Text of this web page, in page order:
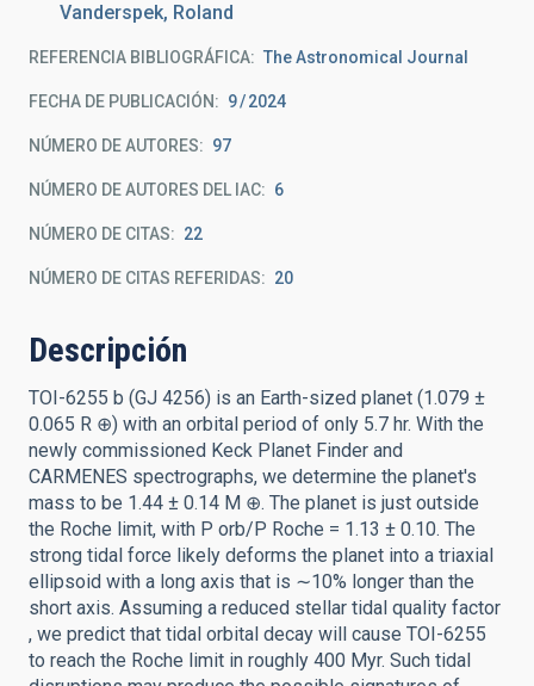
Vanderspek, Roland
REFERENCIA BIBLIOGRÁFICA The Astronomical Journal
FECHA DE PUBLICACIÓN: 9 2024
NÚMERO DE AUTORES 97
NÚMERO DE AUTORES DEL IAC 6
NÚMERO DE CITAS 22
NÚMERO DE CITAS REFERIDAS 20
Descripción
TOI-6255 b (GJ 4256) is an Earth-sized planet (1.079 ±
0.065 R ⊕) with an orbital period of only 5.7 hr. With the
newly commissioned Keck Planet Finder and
CARMENES spectrographs, we determine the planet's
mass to be 1.44 ± 0.14 M ⊕. The planet is just outside
the Roche limit, with P orb/P Roche = 1.13 ± 0.10. The
strong tidal force likely deforms the planet into a triaxial
ellipsoid with a long axis that is ∼10% longer than the
short axis. Assuming a reduced stellar tidal quality factor
, we predict that tidal orbital decay will cause TOI-6255
to reach the Roche limit in roughly 400 Myr. Such tidal